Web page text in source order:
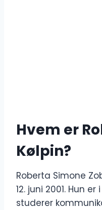
Hvem er
Kølpin?
Roberta Simone
12. juni 2001. Hun
studerer